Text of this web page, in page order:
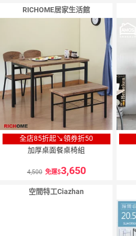
RICHOME居家生活館
全店85折起↘領券折50
加厚桌面餐桌椅組
4,500 免運 3,650
空間特工Ciazhan